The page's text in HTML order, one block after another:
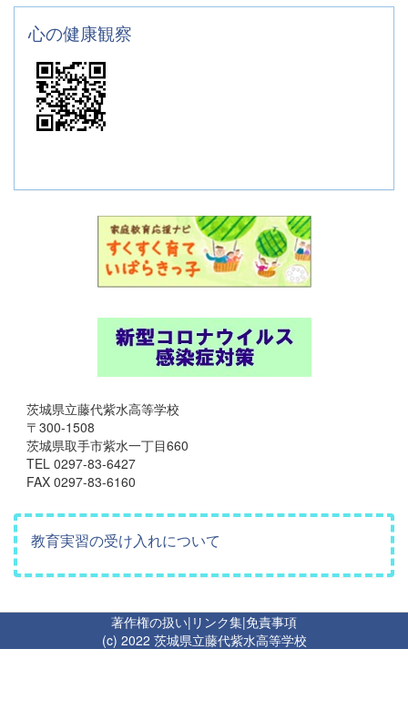
心の健康観察
茨城県立藤代紫水高等学校
〒300-1508
茨城県取手市紫水一丁目660
TEL 0297-83-6427
FAX 0297-83-6160
教育実習の受け入れについて
著作権の扱い| リンク集|免責事項
(c) 2022 茨城県立藤代紫水高等学校